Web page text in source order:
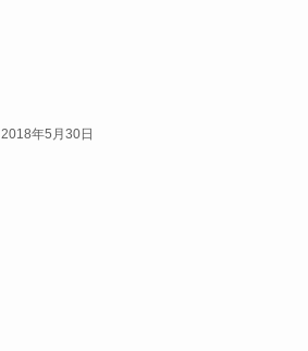
2018年5月30日